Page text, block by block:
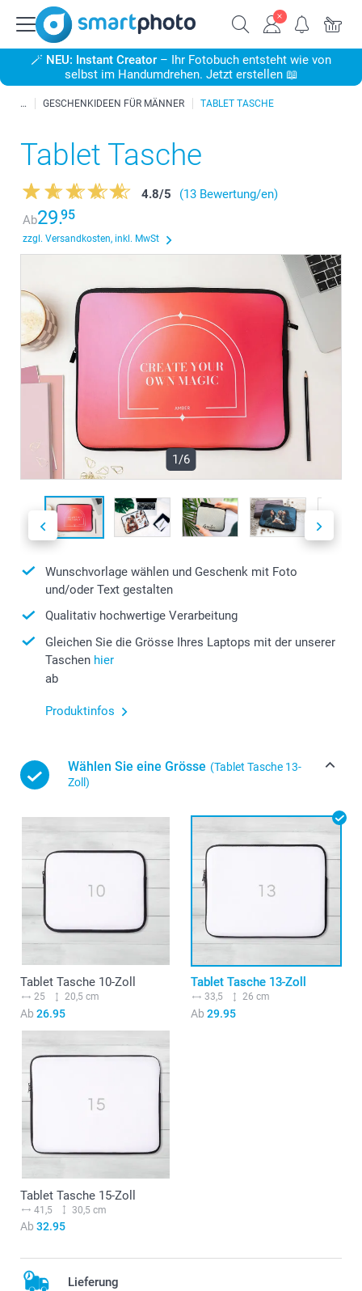
🪄 NEU: Instant Creator – Ihr Fotobuch entsteht wie von
selbst im Handumdrehen. Jetzt erstellen 📖
GESCHENKIDEEN FÜR MÄNNER TABLET TASCHE
Tablet Tasche
4.8/5
(13 Bewertung/en)
Ab29.95
zzgl. Versandkosten, inkl. MwSt
1/6
Wunschvorlage wählen und Geschenk mit Foto
und/oder Text gestalten
Qualitativ hochwertige Verarbeitung
Gleichen Sie die Grösse Ihres Laptops mit der unserer
Taschen hier
ab
Produktinfos
Wählen Sie eine Grösse (Tablet Tasche 13-
Zoll)
Tablet Tasche 10-Zoll
25 20,5 cm
Ab 26.95
Tablet Tasche 13-Zoll
33,5 26 cm
Ab 29.95
Tablet Tasche 15-Zoll
41,5 30,5 cm
Ab 32.95
Lieferung